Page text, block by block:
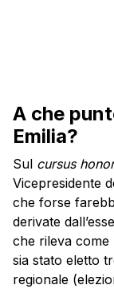
A che
Emilia?
Sul cursus
Vicepresidente
che forse
derivate
che rileva come
sia stato eletto
regionale